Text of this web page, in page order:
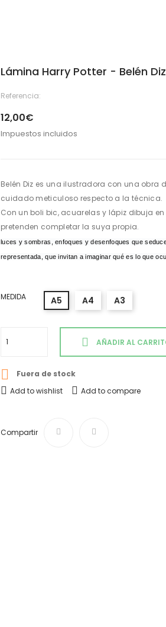
Lámina Harry Potter - Belén Diz
Referencia:
12,00€
Impuestos incluidos
Belén Diz es una ilustradora con una obra
cuidado meticuloso respecto a la técnica.
Con un boli bic, acuarelas y lápiz dibuja
pretenden completar la suya propia.
luces y sombras, enfoques y desenfoques que
representada, que invitan a imaginar qué es lo que
MEDIDA A5 A4 A3
AÑADIR AL

Fuera de stock
Add to wishlist
Add to compare
Compartir